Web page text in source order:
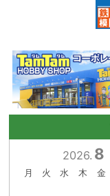
2026. 8
月 火 水 木 金